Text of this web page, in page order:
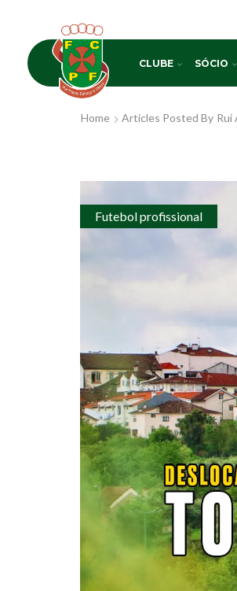
CLUBE SÓCIO
Home Articles Posted By Rui
Futebol profissional